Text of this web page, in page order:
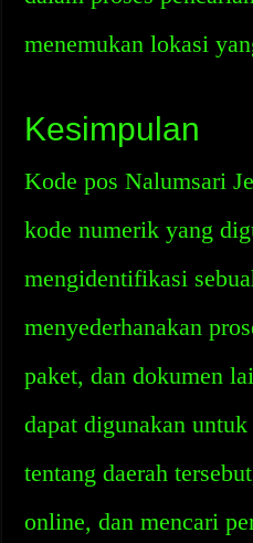
menemukan lokasi
Kesimpulan
Kode pos Nalumsari
kode numerik yang
mengidentifikasi
menyederhanakan
paket, dan dokumen
dapat digunakan
tentang daerah
online, dan mencari